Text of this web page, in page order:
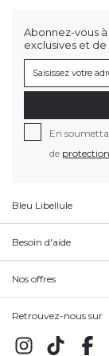
Abonnez-vous
exclusives et
En
de
Bleu Libellule
Besoin d'aide
Nos offres
Retrouvez-nous sur